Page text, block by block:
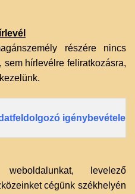
részére nincs
sem hírlevélre feliratkozásra,
igénybevétele
levelező
cégünk székhelyén